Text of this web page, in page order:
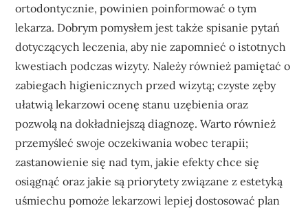
ortodontycznie, powinien poinformować o tym
lekarza. Dobrym pomysłem jest także spisanie pytań
dotyczących leczenia, aby nie zapomnieć o istotnych
kwestiach podczas wizyty. Należy również pamiętać o
zabiegach higienicznych przed wizytą; czyste zęby
ułatwią lekarzowi ocenę stanu uzębienia oraz
pozwolą na dokładniejszą diagnozę. Warto również
przemyśleć swoje oczekiwania wobec terapii;
zastanowienie się nad tym, jakie efekty chce się
osiągnąć oraz jakie są priorytety związane z estetyką
uśmiechu pomoże lekarzowi lepiej dostosować plan